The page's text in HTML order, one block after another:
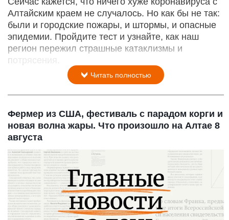
Алтайским краем не случалось. Но как бы не так:
были и городские пожары, и штормы, и опасные
эпидемии. Пройдите тест и узнайте, как наш
регион пережил страшные катаклизмы и
потрясения.
Читать полностью
Фермер из США, фестиваль с парадом корги и
новая волна жары. Что произошло на Алтае 8
августа